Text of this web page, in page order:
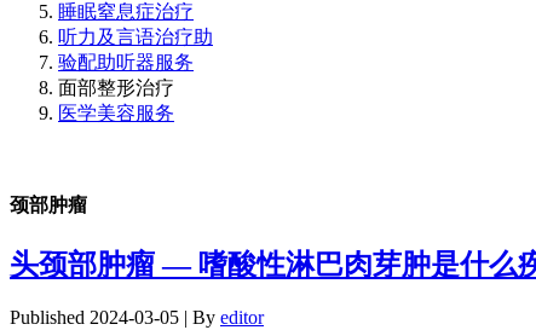
睡眠窒息症治疗
听力及言语治疗助
验配助听器服务
面部整形治疗
医学美容服务
颈部肿瘤
头颈部肿瘤 — 嗜酸性淋巴肉芽肿是什么
Published 2024-03-05 | By editor